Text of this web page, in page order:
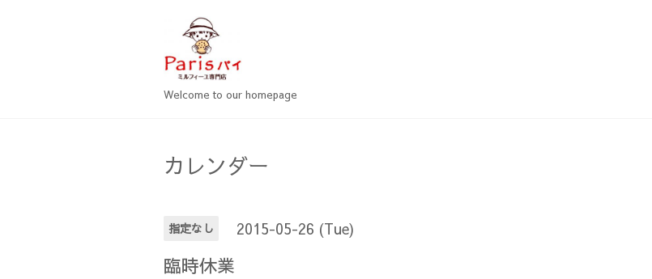
Welcome to our homepage
カレンダー
指定なし 2015-05-26 (Tue)
臨時休業